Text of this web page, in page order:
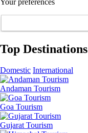
Top Destinations
Domestic International
Andaman Tourism
Goa Tourism
Gujarat Tourism